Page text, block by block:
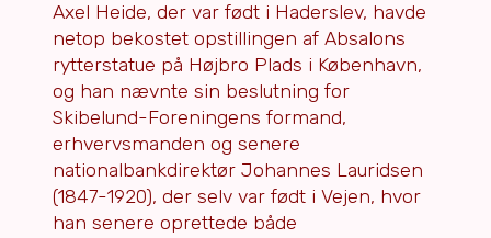
Axel Heide, der var født i Haderslev, havde
netop bekostet opstillingen af Absalons
rytterstatue på Højbro Plads i København,
og han nævnte sin beslutning for
Skibelund-Foreningens formand,
erhvervsmanden og senere
nationalbankdirektør Johannes Lauridsen
(1847-1920), der selv var født i Vejen, hvor
han senere oprettede både